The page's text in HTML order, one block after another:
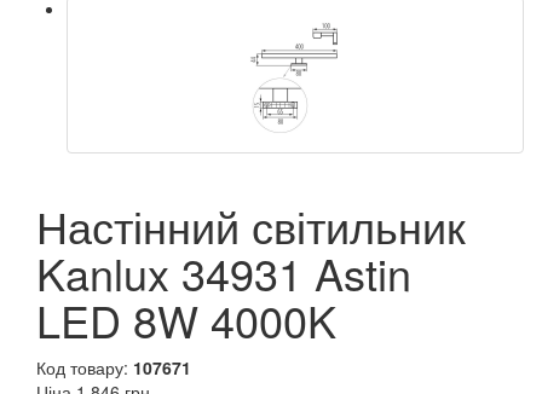
Настінний світильник
Kanlux 34931 Astin
LED 8W 4000K
Код товару: 107671